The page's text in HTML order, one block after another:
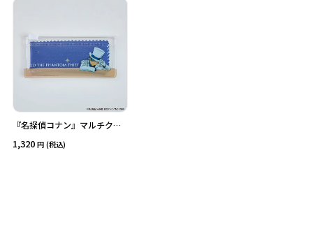
『名探偵コナン』マルチクロ
1,320 (税込)